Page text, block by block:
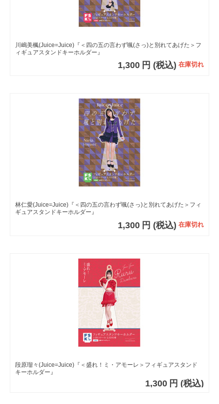
川嶋美楓(Juice=Juice)『＜四の五の言わず颯(さっ)と別れてあげた＞フ
ィギュアスタンドキーホルダー』
1,300 円 (税込) 在庫切れ
林仁愛(Juice=Juice)『＜四の五の言わず颯(さっ)と別れてあげた＞フィ
ギュアスタンドキーホルダー』
1,300 円 (税込) 在庫切れ
段原瑠々(Juice=Juice)『＜盛れ！ミ・アモーレ＞フィギュアスタンド
キーホルダー』
1,300 円 (税込)